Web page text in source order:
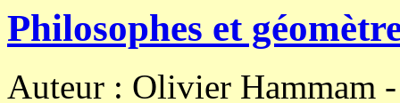
Philosophes et
Auteur : Olivier Hammam